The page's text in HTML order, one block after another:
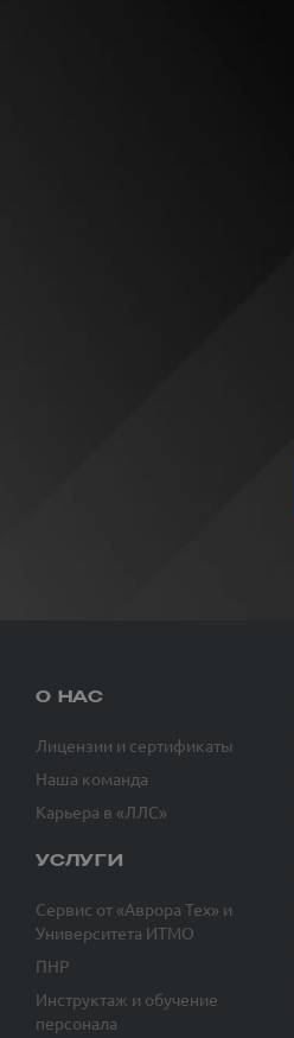
О НАС
Лицензии и сертификаты
Наша команда
Карьера в «ЛЛС»
УСЛУГИ
Сервис от «Аврора Тех» и
Университета ИТМО
ПНР
Инструктаж и обучение
персонала